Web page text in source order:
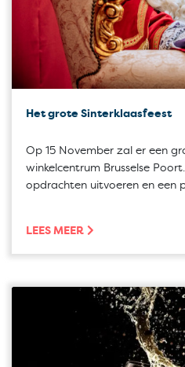
Het grote Sinterklaasfeest
Op 15 November zal er een
winkelcentrum Brusselse
opdrachten uitvoeren en een
LEES MEER